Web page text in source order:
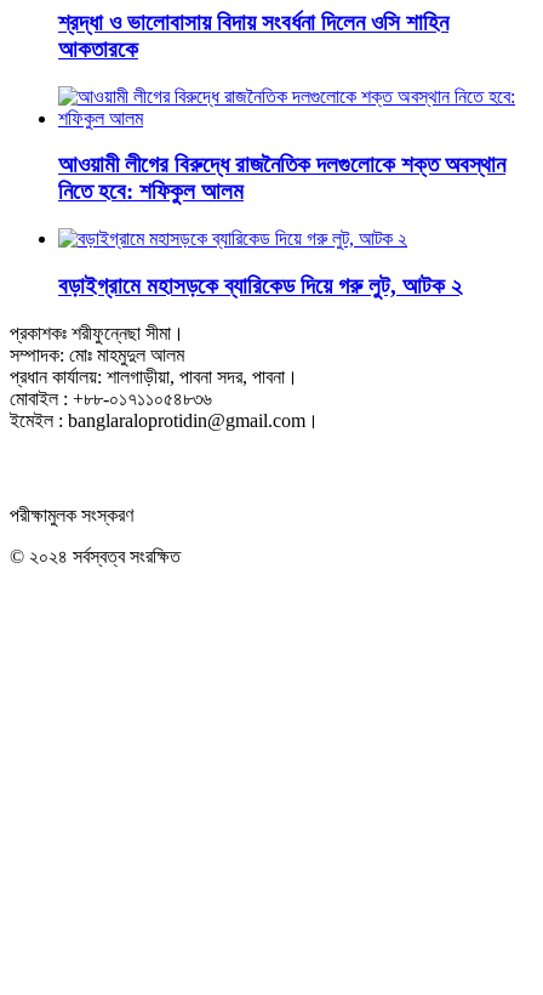
শ্রদ্ধা ও ভালোবাসায় বিদায় সংবর্ধনা দিলেন ওসি শাহিন
আকতারকে
আওয়ামী লীগের বিরুদ্ধে রাজনৈতিক দলগুলোকে শক্ত অবস্থান
নিতে হবে: শফিকুল আলম
বড়াইগ্রামে মহাসড়কে ব্যারিকেড দিয়ে গরু লুট, আটক ২
প্রকাশকঃ শরীফুন্নেছা সীমা।
সম্পাদক: মোঃ মাহমুদুল আলম
প্রধান কার্যালয়: শালগাড়ীয়া, পাবনা সদর, পাবনা।
মোবাইল : +৮৮-০১৭১১০৫৪৮৩৬
ইমেইল : banglaraloprotidin@gmail.com।
পরীক্ষামুলক সংস্করণ
© ২০২৪ সর্বস্বত্ব সংরক্ষিত